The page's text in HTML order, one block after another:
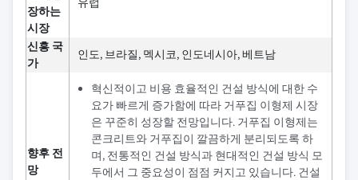
장하는
시장
신흥 국
가
인도, 브라질, 멕시코, 인도네시아, 베트남
향후 전
망
혁신적이고 비용 효율적인 건설 방식에 대한 수
요가 빠르게 증가함에 따라 거푸집 이형제 시장
은 꾸준히 성장할 전망입니다. 거푸집 이형제는
콘크리트와 거푸집이 깔끔하게 분리되도록 하
며, 전통적인 건설 방식과 현대적인 건설 방식 모
두에서 그 중요성이 점점 커지고 있습니다. 건설